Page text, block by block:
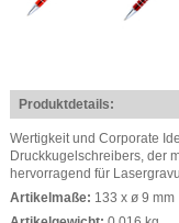
Produktdetails:
Wertigkeit und Corporate
Druckkugelschreibers, der
hervorragend für
Artikelmaße: 133 x ø 9 mm